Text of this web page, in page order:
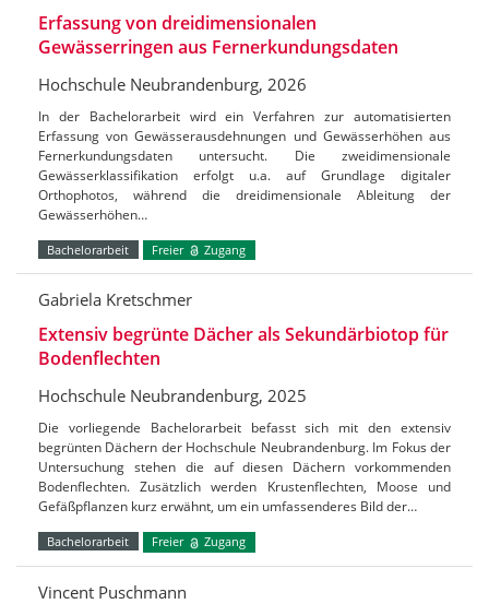
Erfassung von dreidimensionalen
Gewässerringen aus Fernerkundungsdaten
Hochschule Neubrandenburg, 2026
In der Bachelorarbeit wird ein Verfahren zur automatisierten
Erfassung von Gewässerausdehnungen und Gewässerhöhen aus
Fernerkundungsdaten untersucht. Die zweidimensionale
Gewässerklassifikation erfolgt u.a. auf Grundlage digitaler
Orthophotos, während die dreidimensionale Ableitung der
Gewässerhöhen…
Bachelorarbeit Freier Zugang
Gabriela Kretschmer
Extensiv begrünte Dächer als Sekundärbiotop für
Bodenflechten
Hochschule Neubrandenburg, 2025
Die vorliegende Bachelorarbeit befasst sich mit den extensiv
begrünten Dächern der Hochschule Neubrandenburg. Im Fokus der
Untersuchung stehen die auf diesen Dächern vorkommenden
Bodenflechten. Zusätzlich werden Krustenflechten, Moose und
Gefäßpflanzen kurz erwähnt, um ein umfassenderes Bild der…
Bachelorarbeit Freier Zugang
Vincent Puschmann